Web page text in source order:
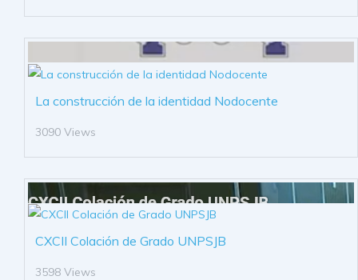
La construcción de la identidad Nodocente
3090 Views
CXCII Colación de Grado UNPSJB
3598 Views